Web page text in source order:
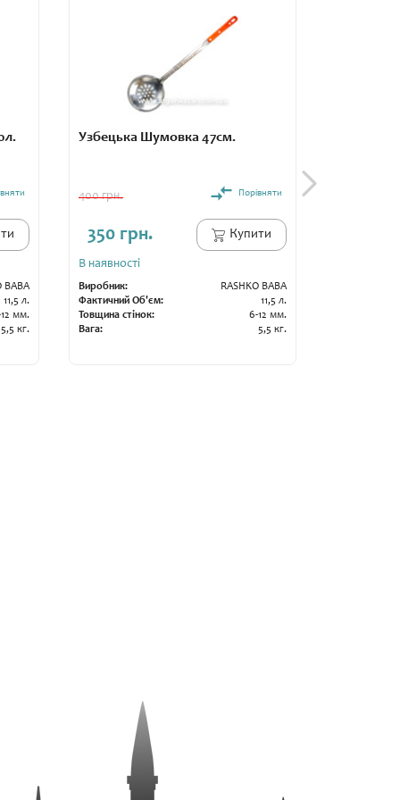
BABA
11,5 л.
мм.
5,5 кг.
Узбецька Шумовка 47см.
400 грн. Порівняти
350 грн. Купити
В наявності
Виробник:
RASHKO BABA
Фактичний Об'єм:
11,5 л.
Товщина стінок:
6-12 мм.
Вага:
5,5 кг.